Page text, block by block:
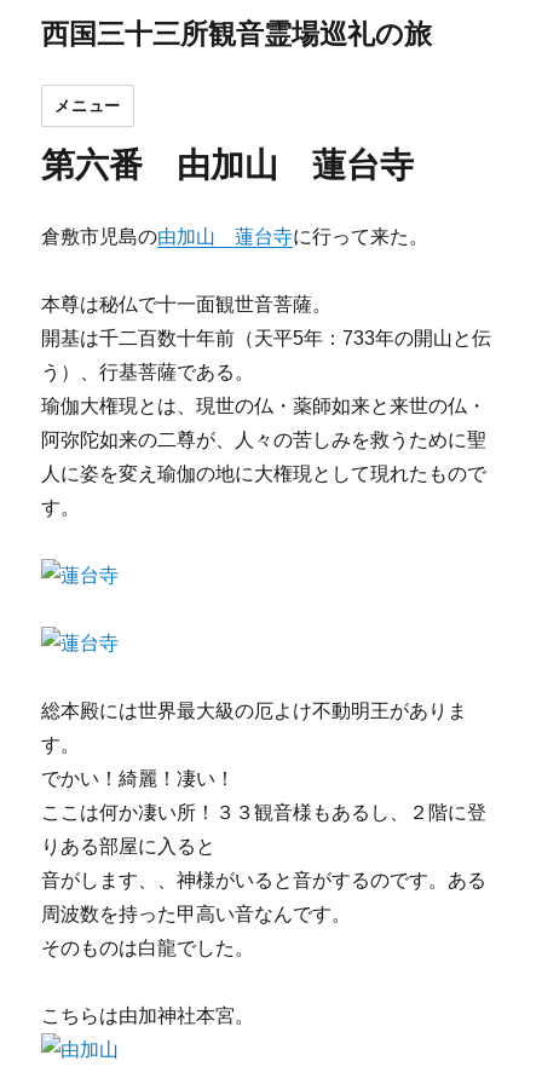
西国三十三所観音霊場巡礼の旅
メニュー
第六番 由加山 蓮台寺
倉敷市児島の由加山 蓮台寺に行って来た。
本尊は秘仏で十一面観世音菩薩。
開基は千二百数十年前（天平5年：733年の開山と伝
う）、行基菩薩である。
瑜伽大権現とは、現世の仏・薬師如来と来世の仏・
阿弥陀如来の二尊が、人々の苦しみを救うために聖
人に姿を変え瑜伽の地に大権現として現れたもので
す。
総本殿には世界最大級の厄よけ不動明王がありま
す。
でかい！綺麗！凄い！
ここは何か凄い所！３３観音様もあるし、２階に登
りある部屋に入ると
音がします、、神様がいると音がするのです。ある
周波数を持った甲高い音なんです。
そのものは白龍でした。
こちらは由加神社本宮。